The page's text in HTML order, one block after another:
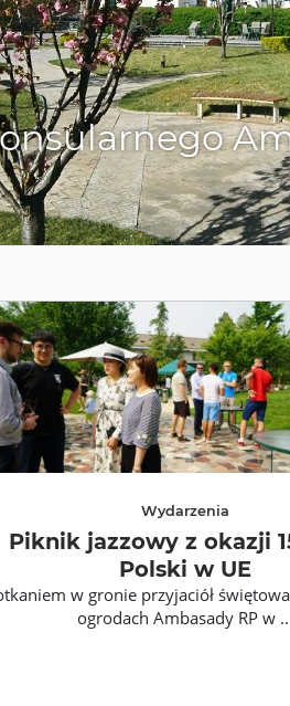
Wydarzenia
Piknik jazzowy z okazji
Polski w UE
w gronie przyjaciół
ogrodach Ambasady RP w